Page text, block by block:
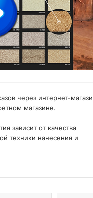
через интернет-
магазине.
зависит от качества
техники нанесения и